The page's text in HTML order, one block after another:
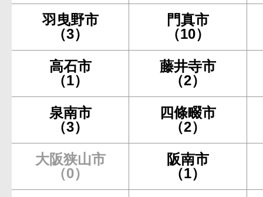
羽曳野市
（3）
門真市
（10）
高石市
（1）
藤井寺市
（2）
泉南市
（3）
四條畷市
（2）
大阪狭山市
（0）
阪南市
（1）